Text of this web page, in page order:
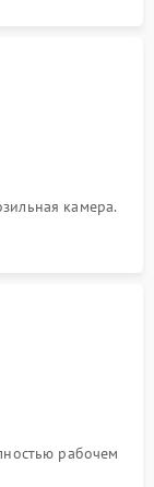
камера.
рабочем